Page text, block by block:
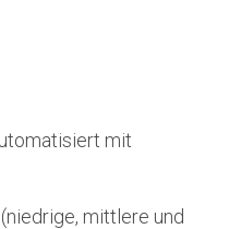
mit
mittlere und